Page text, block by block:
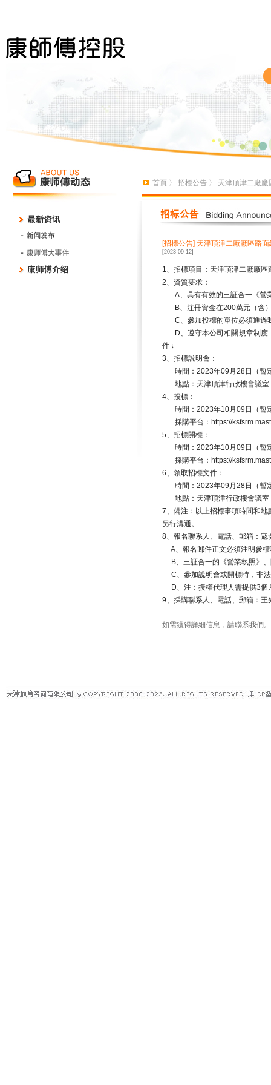
首頁 〉 招標公告 〉 天津頂津二廠
[招標公告] 天津頂津二廠廠區路
[2023-09-12]
1、招標項目：天津頂津二廠廠區
2、資質要求：
A、具有有效的三証合一《營
B、注冊資金在200萬元（含
C、參加投標的單位必須通
D、遵守本公司相關規章制
件﹔
3、招標說明會：
時間： 2023年09 月 28日（暫
地點：天津頂津行政樓會議
4、投標：
時間： 2023年10月 09 日（暫
採購平台： https://
5、招標開標：
時間： 2023年10月 09 日（暫
採購平台： https://
6、領取招標文件：
時間： 2023年09 月 28日（暫
地點：天津頂津行政樓會議室
7、備注：以上招標事項時間和
另行溝通。
8、報名聯系人、電話、郵箱：
A、報名郵件正文必須注明參
B、三証合一的《營業執照》
C、參加說明會或開標時，非
D、注：授權代理人需提供3個
9、採購聯系人、電話、郵箱：王
如需獲得詳細信息，請聯系我們。